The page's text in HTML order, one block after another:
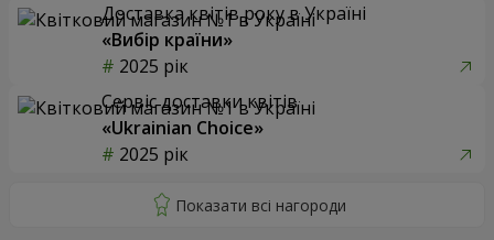
Доставка квітів року в Україні
«Вибір країни»
2025 рік
Сервіс доставки квітів
«Ukrainian Choice»
2025 рік